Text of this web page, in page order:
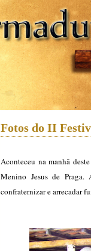
Fotos do II
Aconteceu na manhã
Menino Jesus de Praga.
confraternizar e arrecadar